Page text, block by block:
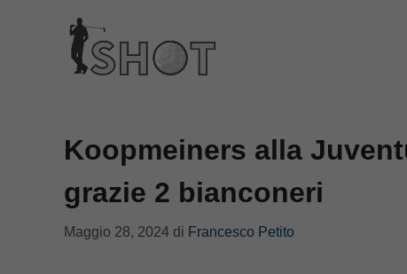
contenuto
Koopmeiners alla
grazie 2 bianconeri
Maggio 28, 2024 di Francesco Petito